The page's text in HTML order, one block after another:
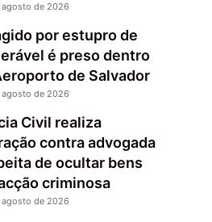
agosto de 2026
por estupro de
é preso dentro
de Salvador
agosto de 2026
Civil realiza
contra advogada
de ocultar bens
criminosa
agosto de 2026